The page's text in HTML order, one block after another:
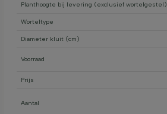
Planthoogte bij levering (exclusief wortelgestel)
Worteltype
Diameter kluit (cm)
Voorraad
Prijs
Aantal